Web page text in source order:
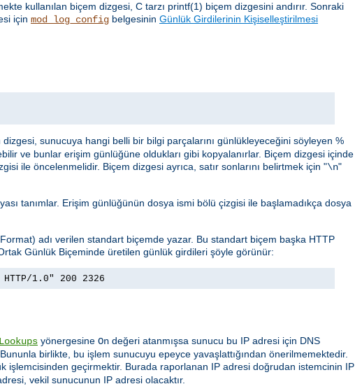
kullanılan biçem dizgesi, C tarzı printf(1) biçem dizgesini andırır. Sonraki
için mod_log_config belgesinin Günlük Girdilerinin Kişiselleştirilmesi
dizgesi, sunucuya hangi belli bir bilgi parçalarını günlükleyeceğini söyleyen %
ve bunlar erişim günlüğüne oldukları gibi kopyalanırlar. Biçem dizgesi içinde
ile öncelenmelidir. Biçem dizgesi ayrıca, satır sonlarını belirtmek için "\n"
tanımlar. Erişim günlüğünün dosya ismi bölü çizgisi ile başlamadıkça dosya
adı verilen standart biçemde yazar. Bu standart biçem başka HTTP
Günlük Biçeminde üretilen günlük girdileri şöyle görünür:
1.0" 200 2326
yönergesine On değeri atanmışsa sunucu bu IP adresi için DNS
birlikte, bu işlem sunucuyu epeyce yavaşlattığından önerilmemektedir.
işlemcisinden geçirmektir. Burada raporlanan IP adresi doğrudan istemcinin IP
vekil sunucunun IP adresi olacaktır.